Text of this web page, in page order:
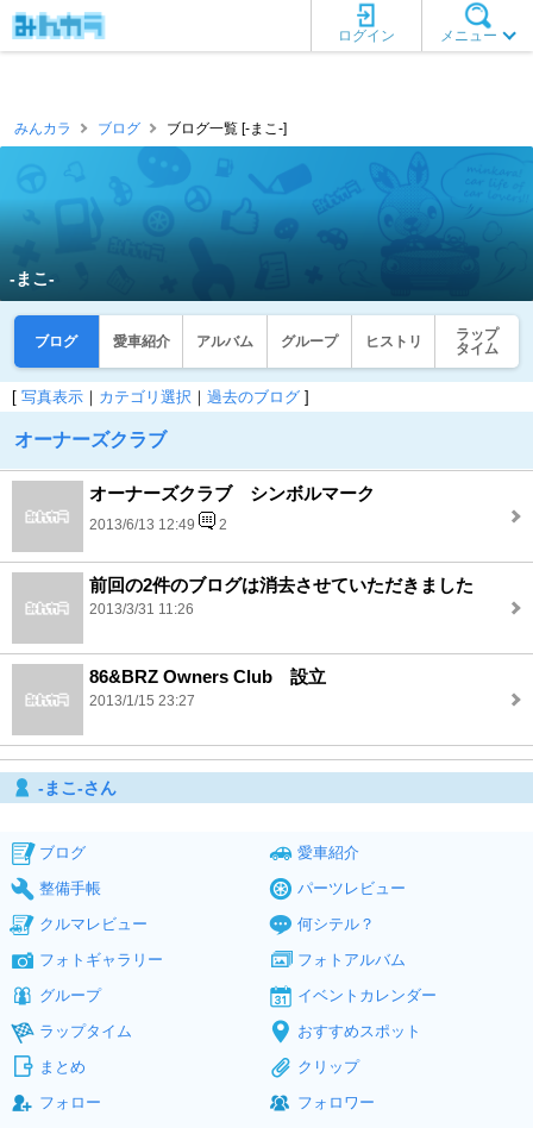
メニュー
ログイン
みんカラ ブログ ブログ一覧 [‐まこ‐]
‐まこ‐
ブログ 愛車紹介 アルバム グループ ヒストリ
ラップ
タイム
[ 写真表示 ｜ カテゴリ選択 ｜ 過去のブログ ]
オーナーズクラブ
オーナーズクラブ シンボルマーク
2013/6/13 12:49 2
前回の2件のブログは消去させていただきました
2013/3/31 11:26
86&BRZ Owners Club 設立
2013/1/15 23:27
‐まこ‐さん
ブログ
愛車紹介
整備手帳
パーツレビュー
クルマレビュー
何シテル？
フォトギャラリー
フォトアルバム
グループ
イベントカレンダー
ラップタイム
おすすめスポット
まとめ
クリップ
フォロー
フォロワー